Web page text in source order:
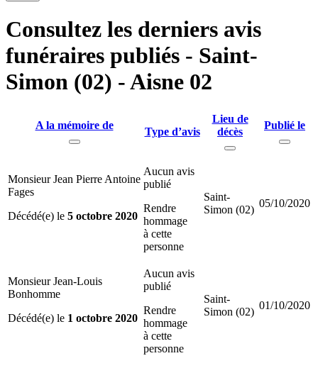
Consultez les derniers avis
funéraires publiés - Saint-
Simon (02) - Aisne 02
A la mémoire de
Type d’avis
Lieu de
décès
Publié le
Monsieur Jean Pierre Antoine
Fages
Décédé(e) le 5 octobre 2020
Aucun avis
publié
Rendre
hommage
à cette
personne
Saint-
Simon (02)
05/10/2020
Monsieur Jean-Louis
Bonhomme
Décédé(e) le 1 octobre 2020
Aucun avis
publié
Rendre
hommage
à cette
personne
Saint-
Simon (02)
01/10/2020